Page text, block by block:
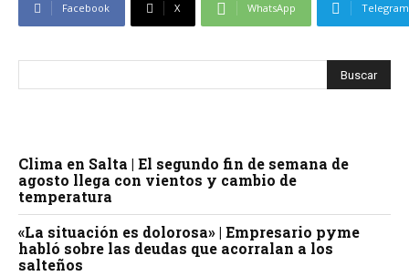
Facebook X WhatsApp Telegram
Clima en Salta | El segundo fin de semana de
agosto llega con vientos y cambio de
temperatura
«La situación es dolorosa» | Empresario pyme
habló sobre las deudas que acorralan a los
salteños